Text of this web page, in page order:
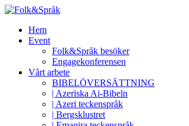
Hem
Event
Folk&Språk besöker
Engagekonferensen
Vårt arbete
BIBELÖVERSÄTTNING
| Azeriska Ai-Bibeln
| Azeri teckenspråk
| Bergsklustret